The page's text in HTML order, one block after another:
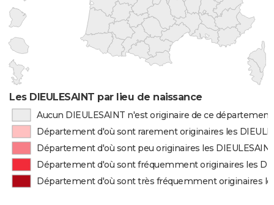
Les DIEULESAINT par lieu de naissance
Aucun DIEULESAINT n'est originaire de ce département
Département d'où sont rarement originaires les
Département d'où sont peu originaires les
Département d'où sont fréquemment originaires les
Département d'où sont très fréquemment originaires